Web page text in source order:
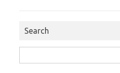
Search
索: